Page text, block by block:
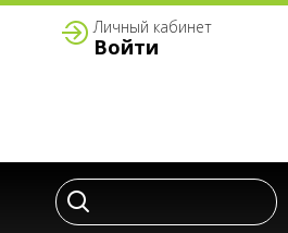
Личный кабинет
Войти